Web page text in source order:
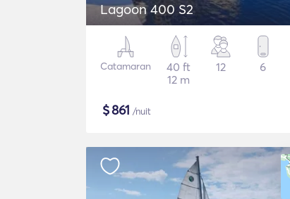
Lagoon 400 S2
Catamaran
40 ft
12 m
12 6
$861 /nuit